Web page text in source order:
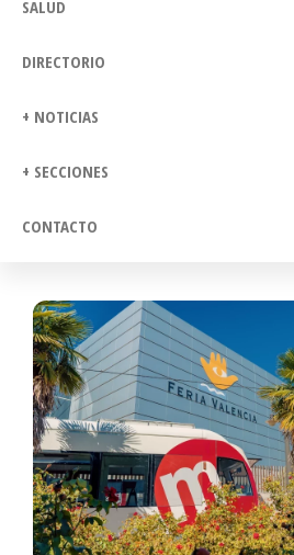
SALUD
DIRECTORIO
+ NOTICIAS
+ SECCIONES
CONTACTO